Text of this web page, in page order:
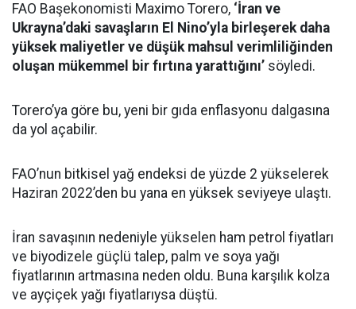
FAO Başekonomisti Maximo Torero, ‘İran ve
Ukrayna’daki savaşların El Nino’yla birleşerek daha
yüksek maliyetler ve düşük mahsul verimliliğinden
oluşan mükemmel bir fırtına yarattığını’ söyledi.
Torero’ya göre bu, yeni bir gıda enflasyonu dalgasına
da yol açabilir.
FAO’nun bitkisel yağ endeksi de yüzde 2 yükselerek
Haziran 2022’den bu yana en yüksek seviyeye ulaştı.
İran savaşının nedeniyle yükselen ham petrol fiyatları
ve biyodizele güçlü talep, palm ve soya yağı
fiyatlarının artmasına neden oldu. Buna karşılık kolza
ve ayçiçek yağı fiyatlarıysa düştü.